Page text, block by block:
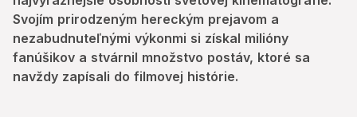
Svojím prirodzeným hereckým prejavom a
nezabudnuteľnými výkonmi si získal milióny
fanúšikov a stvárnil množstvo postáv, ktoré sa
navždy zapísali do filmovej histórie.